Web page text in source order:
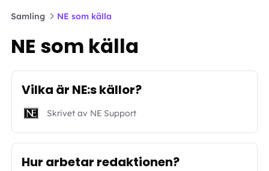
Samling NE som källa
NE som källa
Vilka är NE:s källor?
Skrivet av NE Support
Hur arbetar redaktionen?